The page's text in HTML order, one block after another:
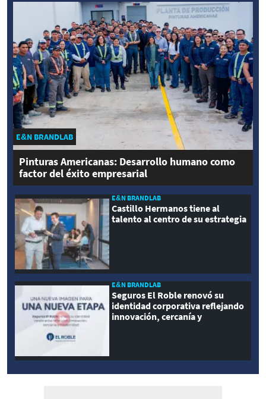
E&N BRANDLAB
Pinturas Americanas: Desarrollo humano como
factor del éxito empresarial
E&N BRANDLAB
Castillo Hermanos tiene al
talento al centro de su estrategia
E&N BRANDLAB
Seguros El Roble renovó su
identidad corporativa reflejando
innovación, cercanía y